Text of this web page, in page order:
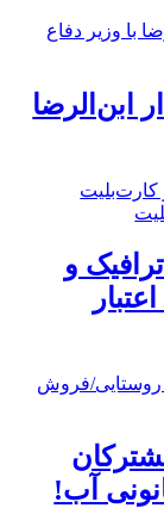
ابن‌الرضا
و
آب!